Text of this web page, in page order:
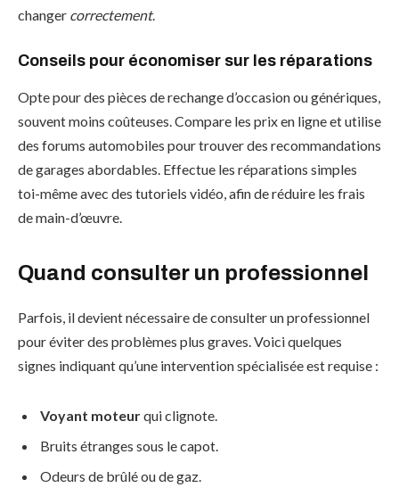
changer correctement.
Conseils pour économiser sur les réparations
Opte pour des pièces de rechange d’occasion ou génériques,
souvent moins coûteuses. Compare les prix en ligne et utilise
des forums automobiles pour trouver des recommandations
de garages abordables. Effectue les réparations simples
toi-même avec des tutoriels vidéo, afin de réduire les frais
de main-d’œuvre.
Quand consulter un professionnel
Parfois, il devient nécessaire de consulter un professionnel
pour éviter des problèmes plus graves. Voici quelques
signes indiquant qu’une intervention spécialisée est requise :
Voyant moteurqui clignote.
Bruits étranges sous le capot.
Odeurs de brûlé ou de gaz.